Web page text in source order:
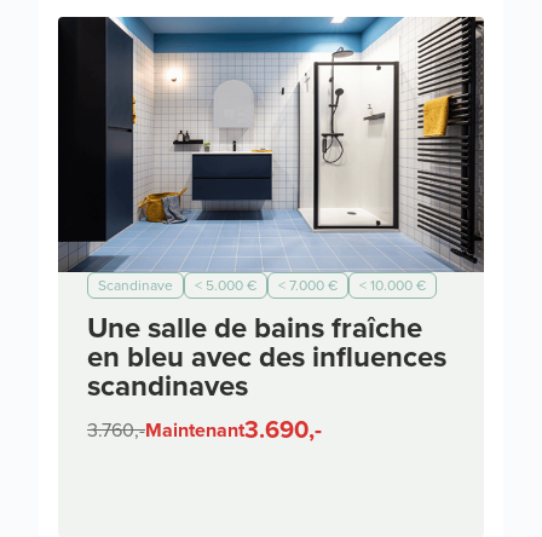
Scandinave < 5.000 € < 7.000 € < 10.000 €
Une salle de bains fraîche
en bleu avec des influences
scandinaves
3.760,-Maintenant3.690,-